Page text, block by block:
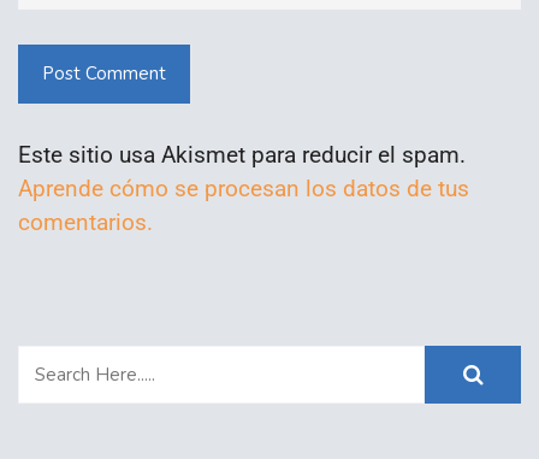
Post Comment
Este sitio usa Akismet para reducir el spam.
Aprende cómo se procesan los datos de tus
comentarios.